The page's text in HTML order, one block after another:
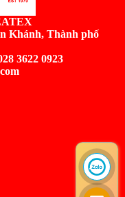
Khánh, Thành phố
3622 0923